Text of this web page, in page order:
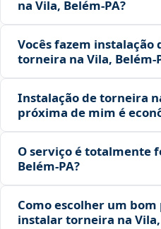
na Vila, Belém‑PA?
Vocês fazem
torneira na Vila,
Instalação de torneira
próxima de mim é
O serviço é totalmente
Belém‑PA?
Como escolher um
instalar torneira na Vila,